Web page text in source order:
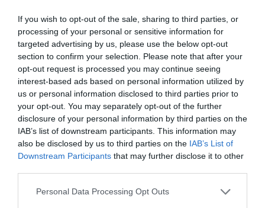
If you wish to opt-out of the sale, sharing to third parties, or
processing of your personal or sensitive information for
targeted advertising by us, please use the below opt-out
section to confirm your selection. Please note that after your
opt-out request is processed you may continue seeing
interest-based ads based on personal information utilized by
us or personal information disclosed to third parties prior to
your opt-out. You may separately opt-out of the further
disclosure of your personal information by third parties on the
IAB’s list of downstream participants. This information may
also be disclosed by us to third parties on the IAB’s List of
Downstream Participants that may further disclose it to other
Personal Data Processing Opt Outs
Nokia, Ericsson... Huawei: lo que importan
Eulogio López